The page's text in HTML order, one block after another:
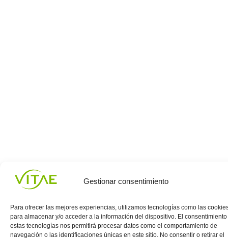
Gestionar consentimiento
Para ofrecer las mejores experiencias, utilizamos tecnologías como las
para almacenar y/o acceder a la información del dispositivo. El
estas tecnologías nos permitirá procesar datos como el comportamiento de
navegación o las identificaciones únicas en este sitio. No consentir o retirar el